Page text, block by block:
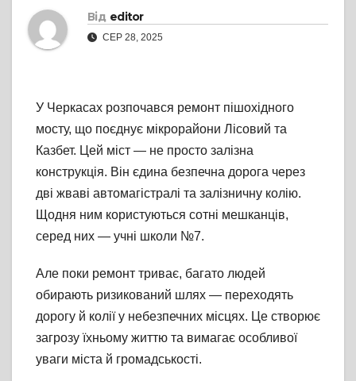
Від editor
СЕР 28, 2025
У Черкасах розпочався ремонт пішохідного
мосту, що поєднує мікрорайони Лісовий та
Казбет. Цей міст — не просто залізна
конструкція. Він єдина безпечна дорога через
дві жваві автомагістралі та залізничну колію.
Щодня ним користуються сотні мешканців,
серед них — учні школи №7.
Але поки ремонт триває, багато людей
обирають ризикований шлях — переходять
дорогу й колії у небезпечних місцях. Це створює
загрозу їхньому життю та вимагає особливої
уваги міста й громадськості.